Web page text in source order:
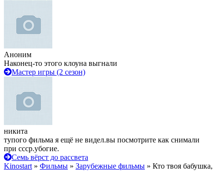
Аноним
Наконец-то этого клоуна выгнали
Мастер игры (2 сезон)
никита
тупого фильма я ещё не видел.вы посмотрите как снимали
при ссср.убогие.
Семь вёрст до рассвета
Kinostart » Фильмы » Зарубежные фильмы » Кто твоя бабушка,